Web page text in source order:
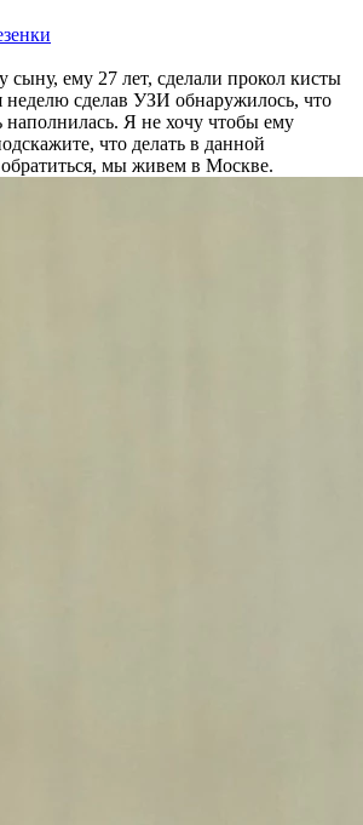
сыну, ему 27 лет, сделали прокол кисты
неделю сделав УЗИ обнаружилось, что
наполнилась. Я не хочу чтобы ему
что делать в данной
мы живем в Москве.